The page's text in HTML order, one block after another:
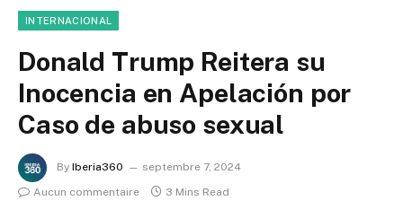
INTERNACIONAL
Donald Trump Reitera su
Inocencia en Apelación por
Caso de abuso sexual
By Iberia360
septembre 7, 2024
Aucun commentaire
3 Mins Read